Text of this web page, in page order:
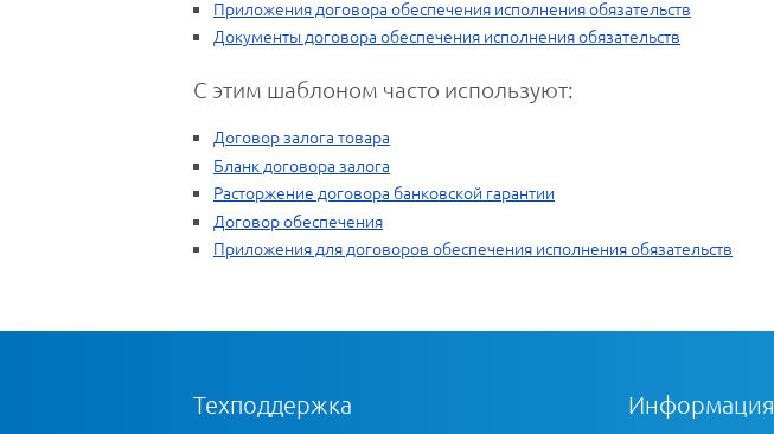
Приложения договора обеспечения исполнения обязательств
Документы договора обеспечения исполнения обязательств
С этим шаблоном часто используют:
Договор залога товара
Бланк договора залога
Расторжение договора банковской гарантии
Договор обеспечения
Приложения для договоров обеспечения исполнения обязательств
Техподдержка Информация